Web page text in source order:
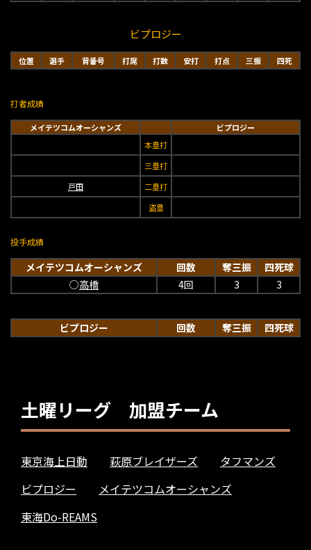
打者成績
メイテツコムオーシャンズ
ビプロジー
本塁打
三塁打
戸田
二塁打
盗塁
投手成績
メイテツコムオーシャンズ 回数 奪三振
四死球
○高橋 4回 3 3
ビプロジー 回数 奪三振 四死球
ビプロジー
位置 選手 背番号 打席 打数 安打 打点 三振 四死
土曜リーグ 加盟チーム
東京海上日動 萩原ブレイザーズ
タフマンズ
ビプロジー
メイテツコムオーシャンズ
東海Do-REAMS